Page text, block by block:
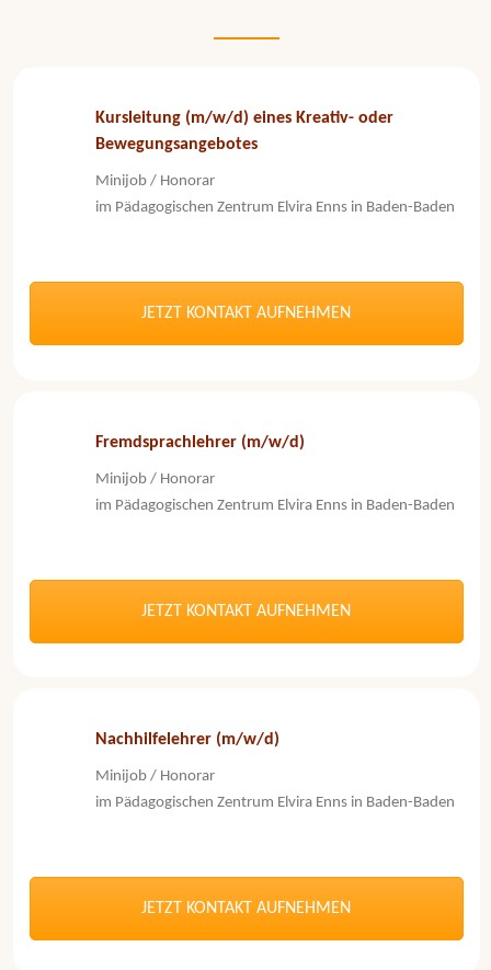
Kursleitung (m/w/d) eines Kreativ- oder
Bewegungsangebotes
Minijob / Honorar
im Pädagogischen Zentrum Elvira Enns in Baden-Baden
JETZT KONTAKT AUFNEHMEN
Fremdsprachlehrer (m/w/d)
Minijob / Honorar
im Pädagogischen Zentrum Elvira Enns in Baden-Baden
JETZT KONTAKT AUFNEHMEN
Nachhilfelehrer (m/w/d)
Minijob / Honorar
im Pädagogischen Zentrum Elvira Enns in Baden-Baden
JETZT KONTAKT AUFNEHMEN